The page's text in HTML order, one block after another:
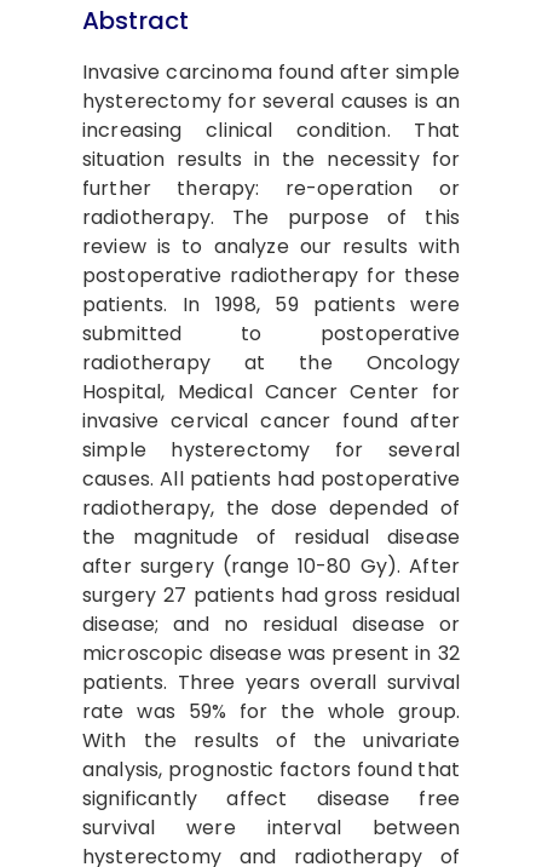
Abstract
Invasive carcinoma found after simple
hysterectomy for several causes is an
increasing clinical condition. That
situation results in the necessity for
further therapy: re-operation or
radiotherapy. The purpose of this
review is to analyze our results with
postoperative radiotherapy for these
patients. In 1998, 59 patients were
submitted to postoperative
radiotherapy at the Oncology
Hospital, Medical Cancer Center for
invasive cervical cancer found after
simple hysterectomy for several
causes. All patients had postoperative
radiotherapy, the dose depended of
the magnitude of residual disease
after surgery (range 10-80 Gy). After
surgery 27 patients had gross residual
disease; and no residual disease or
microscopic disease was present in 32
patients. Three years overall survival
rate was 59% for the whole group.
With the results of the univariate
analysis, prognostic factors found that
significantly affect disease free
survival were interval between
hysterectomy and radiotherapy of